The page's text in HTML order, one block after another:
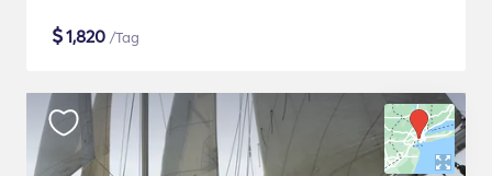
$1,820 /Tag